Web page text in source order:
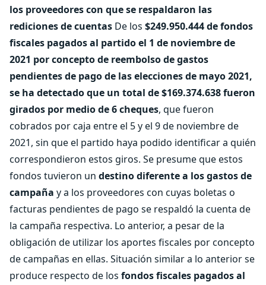
los proveedores con que se respaldaron las
rediciones de cuentas De los $249.950.444 de fondos
fiscales pagados al partido el 1 de noviembre de
2021 por concepto de reembolso de gastos
pendientes de pago de las elecciones de mayo 2021,
se ha detectado que un total de $169.374.638 fueron
girados por medio de 6 cheques, que fueron
cobrados por caja entre el 5 y el 9 de noviembre de
2021, sin que el partido haya podido identificar a quién
correspondieron estos giros. Se presume que estos
fondos tuvieron un destino diferente a los gastos de
campaña y a los proveedores con cuyas boletas o
facturas pendientes de pago se respaldó la cuenta de
la campaña respectiva. Lo anterior, a pesar de la
obligación de utilizar los aportes fiscales por concepto
de campañas en ellas. Situación similar a lo anterior se
produce respecto de los fondos fiscales pagados al